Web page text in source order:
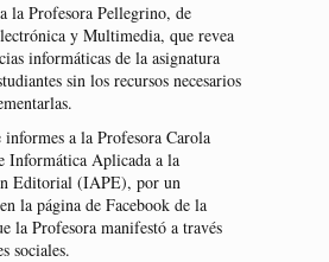
la Profesora Pellegrino, de
y Multimedia, que revea
informáticas de la asignatura
sin los recursos necesarios
informes a la Profesora Carola
Informática Aplicada a la
Editorial (IAPE), por un
la página de Facebook de la
la Profesora manifestó a través
sociales.